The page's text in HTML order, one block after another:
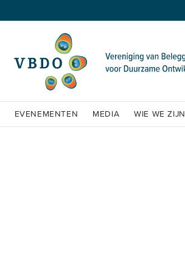
EVENEMENTEN MEDIA WIE WE ZIJN